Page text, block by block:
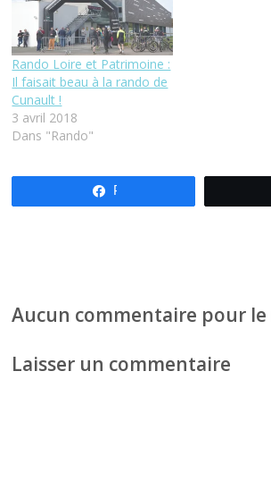
Rando Loire et Patrimoine :
Il faisait beau à la rando de
Cunault !
3 avril 2018
Dans "Rando"
Partagez
Aucun commentaire pour
Laisser un commentaire